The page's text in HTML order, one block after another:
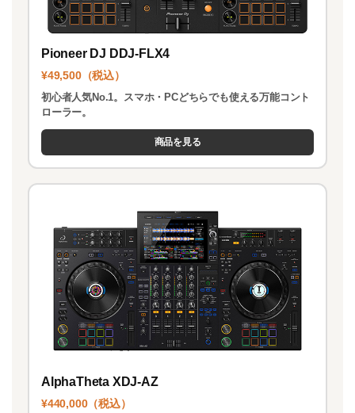
Pioneer DJ DDJ-FLX4
¥49,500（税込）
初心者人気No.1。スマホ・PCどちらでも使える万能コント
ローラー。
商品を見る
AlphaTheta XDJ-AZ
¥440,000（税込）